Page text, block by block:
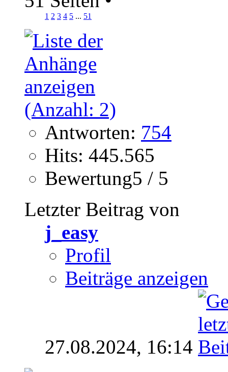
1 2 3 4 5 ... 51
Antworten: 754
Hits: 445.565
Bewertung5 / 5
Letzter Beitrag von
j_easy
Profil
Beiträge anzeigen
27.08.2024, 16:14